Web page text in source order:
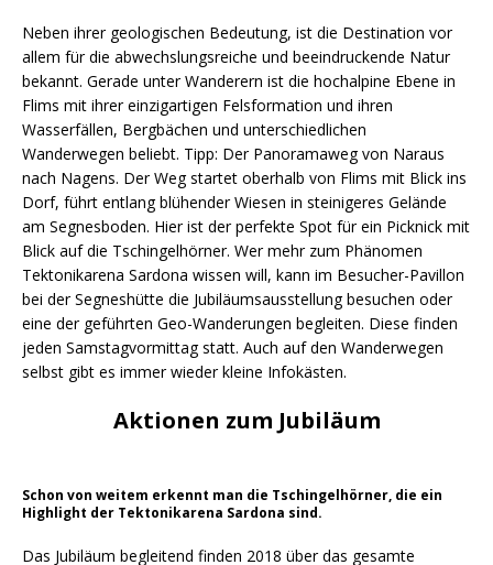
Neben ihrer geologischen Bedeutung, ist die Destination vor
allem für die abwechslungsreiche und beeindruckende Natur
bekannt. Gerade unter Wanderern ist die hochalpine Ebene in
Flims mit ihrer einzigartigen Felsformation und ihren
Wasserfällen, Bergbächen und unterschiedlichen
Wanderwegen beliebt. Tipp: Der Panoramaweg von Naraus
nach Nagens. Der Weg startet oberhalb von Flims mit Blick ins
Dorf, führt entlang blühender Wiesen in steinigeres Gelände
am Segnesboden. Hier ist der perfekte Spot für ein Picknick mit
Blick auf die Tschingelhörner. Wer mehr zum Phänomen
Tektonikarena Sardona wissen will, kann im Besucher-Pavillon
bei der Segneshütte die Jubiläumsausstellung besuchen oder
eine der geführten Geo-Wanderungen begleiten. Diese finden
jeden Samstagvormittag statt. Auch auf den Wanderwegen
selbst gibt es immer wieder kleine Infokästen.
Aktionen zum Jubiläum
Schon von weitem erkennt man die Tschingelhörner, die ein
Highlight der Tektonikarena Sardona sind.
Das Jubiläum begleitend finden 2018 über das gesamte